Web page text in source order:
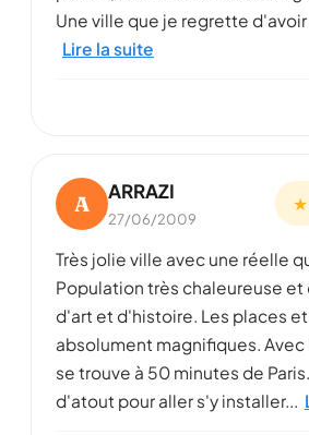
Une ville que je regrette
Lire la suite
A ARRAZI
27/06/2009
★
Très jolie ville avec une réelle
Population très chaleureuse et
d'art et d'histoire. Les places
absolument magnifiques. Avec
se trouve à 50 minutes de
d'atout pour aller s'y installer...